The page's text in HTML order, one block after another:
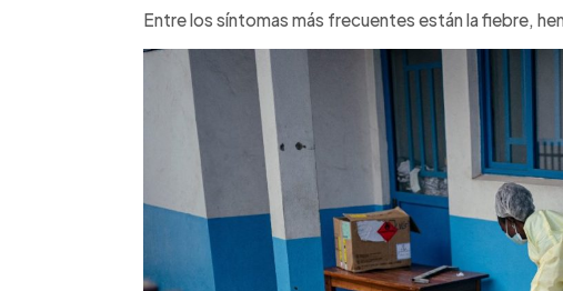
Entre los síntomas más frecuentes están la fiebre,